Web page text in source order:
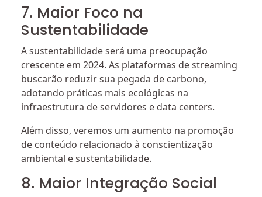
7. Maior Foco na
Sustentabilidade
A sustentabilidade será uma preocupação
crescente em 2024. As plataformas de streaming
buscarão reduzir sua pegada de carbono,
adotando práticas mais ecológicas na
infraestrutura de servidores e data centers.
Além disso, veremos um aumento na promoção
de conteúdo relacionado à conscientização
ambiental e sustentabilidade.
8. Maior Integração Social